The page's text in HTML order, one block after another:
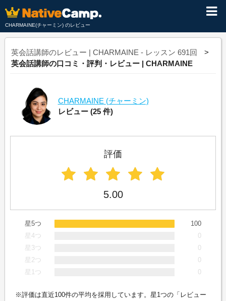
CHARMAINE(チャーミン) のレビュー
英会話講師のレビュー | CHARMAINE - レッスン 691回
英会話講師の口コミ・評判・レビュー | CHARMAINE
CHARMAINE (チャーミン)
レビュー (25 件)
評価
5.00
星5つ
100
星4つ
0
星3つ
0
星2つ
0
星1つ
0
評価は直近100件の平均を採用しています。星1つの「レビュー